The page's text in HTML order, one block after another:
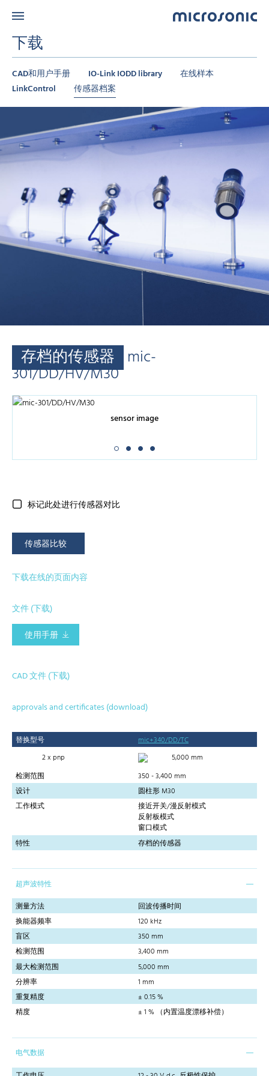
下载
CAD和用户手册 IO-Link IODD library
在线样本
LinkControl
传感器档案
存档的传感器 mic-
301/DD/HV/M30
sensor image
标记此处进行传感器对比
传感器比较
下载在线的页面内容
文件 (下载)
使用手册
CAD 文件 (下载)
approvals and certificates (download)
替换型号
mic+340/DD/TC
2 x pnp
5,000 mm
检测范围
350 - 3,400 mm
设计
圆柱形 M30
工作模式
接近开关/漫反射模式
反射板模式
窗口模式
特性
存档的传感器
超声波特性
测量方法
回波传播时间
换能器频率
120 kHz
盲区
350 mm
检测范围
3,400 mm
最大检测范围
5,000 mm
分辨率
1 mm
重复精度
± 0.15 %
精度
± 1 % （内置温度漂移补偿）
电气数据